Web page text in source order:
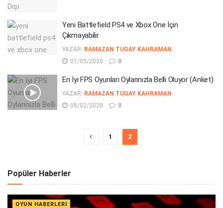
Yeni Battlefield PS4 ve Xbox One İçin
Çıkmayabilir
YAZAR: RAMAZAN TUGAY KAHRAMAN
01/05/2020
0
En İyi FPS Oyunları Oylarınızla Belli Oluyor (Anket)
YAZAR: RAMAZAN TUGAY KAHRAMAN
08/02/2020
0
1 2
Popüler Haberler
OYUN HABERLERI